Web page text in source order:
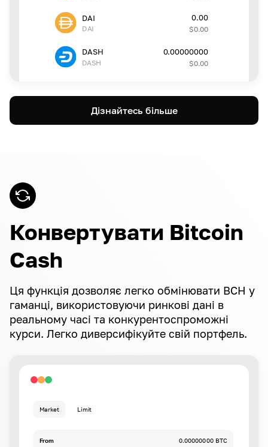
DAI
DAI
0.00
$0.00
DASH
DASH
0.00000000
$0.00
Дізнайтесь більше
Конвертувати Bitcoin
Cash
Ця функція дозволяє легко обмінювати BCH у
гаманці, використовуючи ринкові дані в
реальному часі та конкурентоспроможні
курси. Легко диверсифікуйте свій портфель.
Market Limit
From 0.00000000 BTC